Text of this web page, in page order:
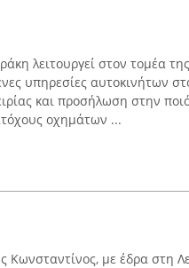
λειτουργεί στον τομέα
υπηρεσίες αυτοκινήτων
και προσήλωση στην
οχημάτων ...
Κωνσταντίνος, με έδρα στη